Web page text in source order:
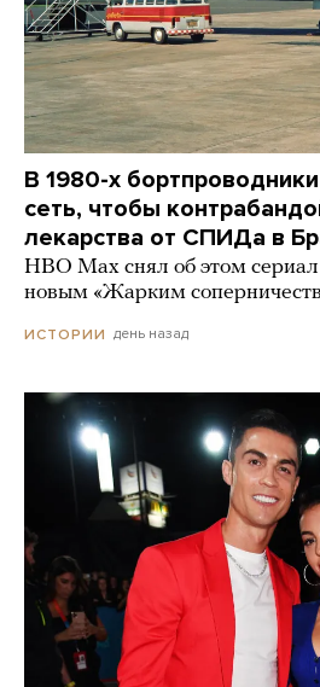
В 1980-х
сеть, чтобы
лекарства от СПИДа в
HBO Max снял об этом
новым «Жарким
ИСТОРИИ день назад